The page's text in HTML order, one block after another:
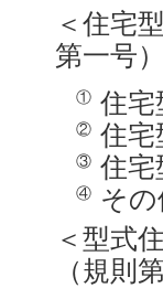
＜住宅
第一号
① 住宅
② 住宅
③ 住宅
④
そ
＜型式
（規則